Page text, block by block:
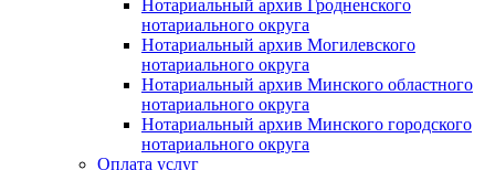
Нотариальный архив Гродненского
нотариального округа
Нотариальный архив Могилевского
нотариального округа
Нотариальный архив Минского областного
нотариального округа
Нотариальный архив Минского городского
нотариального округа
Оплата услуг